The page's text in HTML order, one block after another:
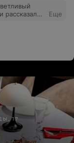
рассказали
Еще